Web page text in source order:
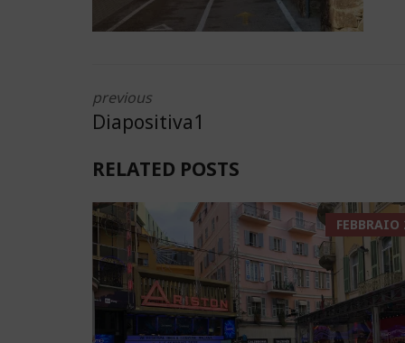
previous
Diapositiva1
RELATED POSTS
FEBBRAIO